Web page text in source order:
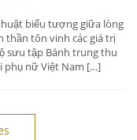
biểu tượng giữa lòng
thần tôn vinh các giá trị
sưu tập Bánh trung thu
phụ nữ Việt Nam […]